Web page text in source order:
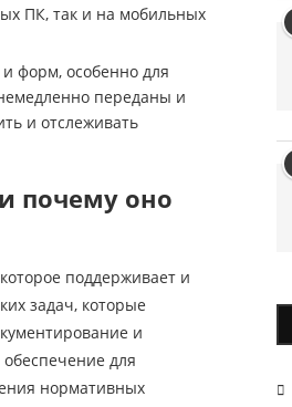
ПК, так и на мобильных
и форм, особенно для
переданы и
и отслеживать
почему оно
поддерживает и
задач, которые
и
для
нормативных